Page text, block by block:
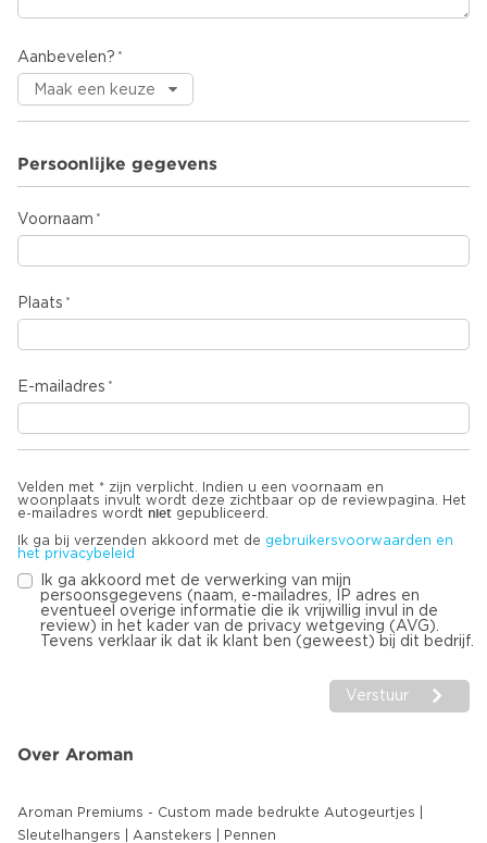
Aanbevelen?
Persoonlijke gegevens
Voornaam
Plaats
E-mailadres
Velden met * zijn verplicht. Indien u een voornaam en
woonplaats invult wordt deze zichtbaar op de reviewpagina. Het
e-mailadres wordt niet gepubliceerd.
Ik ga bij verzenden akkoord met de gebruikersvoorwaarden en
het privacybeleid
Ik ga akkoord met de verwerking van mijn
persoonsgegevens (naam, e-mailadres, IP adres en
eventueel overige informatie die ik vrijwillig invul in de
review) in het kader van de privacy wetgeving (AVG).
Tevens verklaar ik dat ik klant ben (geweest) bij dit bedrijf.
Verstuur
Over Aroman
Aroman Premiums - Custom made bedrukte Autogeurtjes |